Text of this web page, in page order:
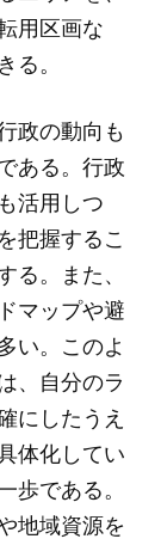
用区画な
る。
政の動向も
ある。行政
活用しつ
把握するこ
る。また、
マップや避
い。このよ
、自分のラ
にしたうえ
体化してい
歩である。
地域資源を